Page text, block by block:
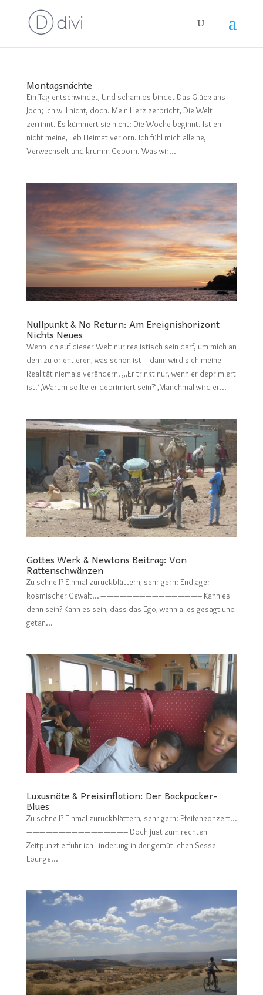
Montagsnächte
Ein Tag entschwindet, Und schamlos bindet Das Glück ans
Joch; Ich will nicht, doch. Mein Herz zerbricht, Die Welt
zerrinnt. Es kümmert sie nicht: Die Woche beginnt. Ist eh
nicht meine, lieb Heimat verlorn. Ich fühl mich alleine,
Verwechselt und krumm Geborn. Was wir...
Nullpunkt & No Return: Am Ereignishorizont
Nichts Neues
Wenn ich auf dieser Welt nur realistisch sein darf, um mich an
dem zu orientieren, was schon ist – dann wird sich meine
Realität niemals verändern. „,Er trinkt nur, wenn er deprimiert
ist.‘ ,Warum sollte er deprimiert sein?‘ ,Manchmal wird er...
Gottes Werk & Newtons Beitrag: Von
Rattenschwänzen
Zu schnell? Einmal zurückblättern, sehr gern: Endlager
kosmischer Gewalt… ———————————————– Kann es
denn sein? Kann es sein, dass das Ego, wenn alles gesagt und
getan...
Luxusnöte & Preisinflation: Der Backpacker-
Blues
Zu schnell? Einmal zurückblättern, sehr gern: Pfeifenkonzert…
———————————————– Doch just zum rechten
Zeitpunkt erfuhr ich Linderung in der gemütlichen Sessel-
Lounge...